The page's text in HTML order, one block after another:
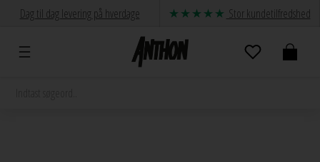
Dag til dag levering på hverdage Stor kundetilfredshed